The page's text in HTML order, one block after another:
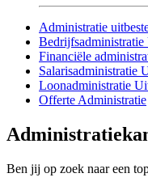
Administratie
Bedrijfsadministratie
Financiële
Salarisadministratie
Loonadministratie
Offerte Administratie
Ben jij op zoek naar een